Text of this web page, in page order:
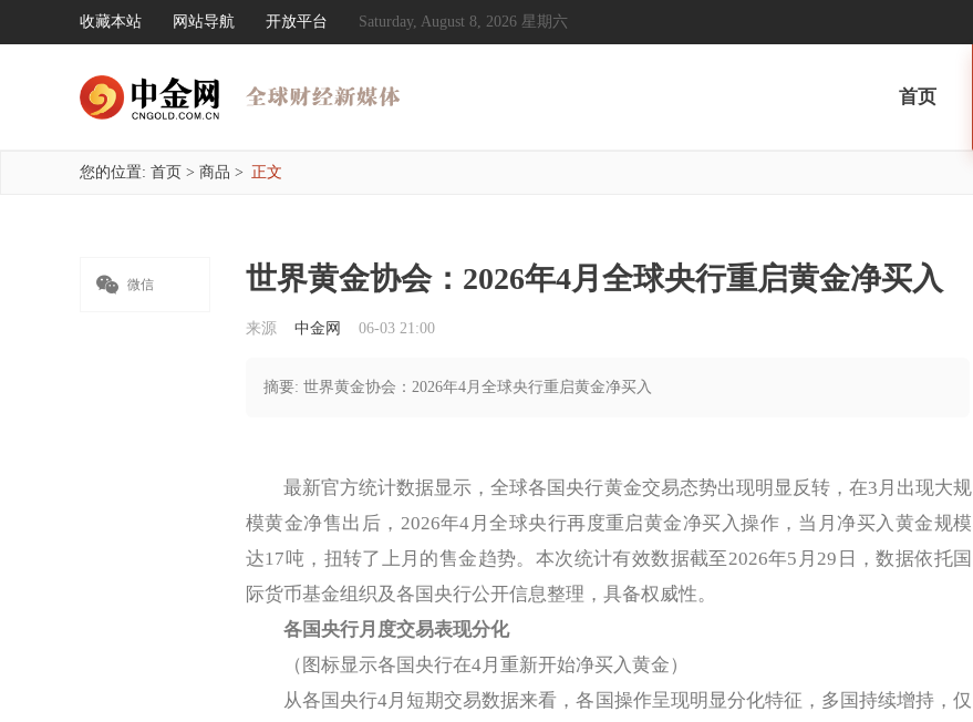
收藏本站 网站导航 开放平台 Saturday, August 8, 2026 星期六
首页
您的位置: 首页 > 商品 > 正文
 微信 世界黄金协会：2026年4月全球央行重启黄金净买入
来源 中金网 06-03 21:00
摘要: 世界黄金协会：2026年4月全球央行重启黄金净买入
最新官方统计数据显示，全球各国央行黄金交易态势出现明显反转，在3月出现大规
模黄金净售出后，2026年4月全球央行再度重启黄金净买入操作，当月净买入黄金规模
达17吨，扭转了上月的售金趋势。本次统计有效数据截至2026年5月29日，数据依托国
际货币基金组织及各国央行公开信息整理，具备权威性。
各国央行月度交易表现分化
（图标显示各国央行在4月重新开始净买入黄金）
从各国央行4月短期交易数据来看，各国操作呈现明显分化特征，多国持续增持，仅